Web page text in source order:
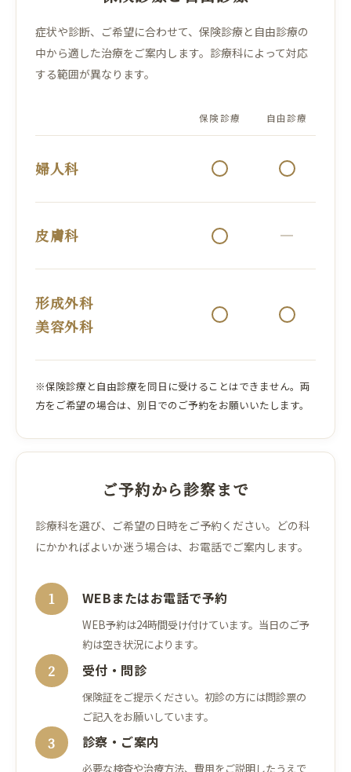
症状や診断、ご希望に合わせて、保険診療と自由診療の
中から適した治療をご案内します。診療科によって対応
する範囲が異なります。
保険診療 自由診療
婦人科
皮膚科
形成外科
美容外科
※保険診療と自由診療を同日に受けることはできません。両
方をご希望の場合は、別日でのご予約をお願いいたします。
ご予約から診察まで
診療科を選び、ご希望の日時をご予約ください。 どの科
にかかればよいか迷う場合は、お電話でご案内します。
1 WEBまたはお電話で予約
WEB予約は24時間受け付けています。当日のご予
約は空き状況によります。
2 受付・問診
保険証をご提示ください。初診の方には問診票の
ご記入をお願いしています。
3 診察・ご案内
必要な検査や治療方法、費用をご説明したうえで